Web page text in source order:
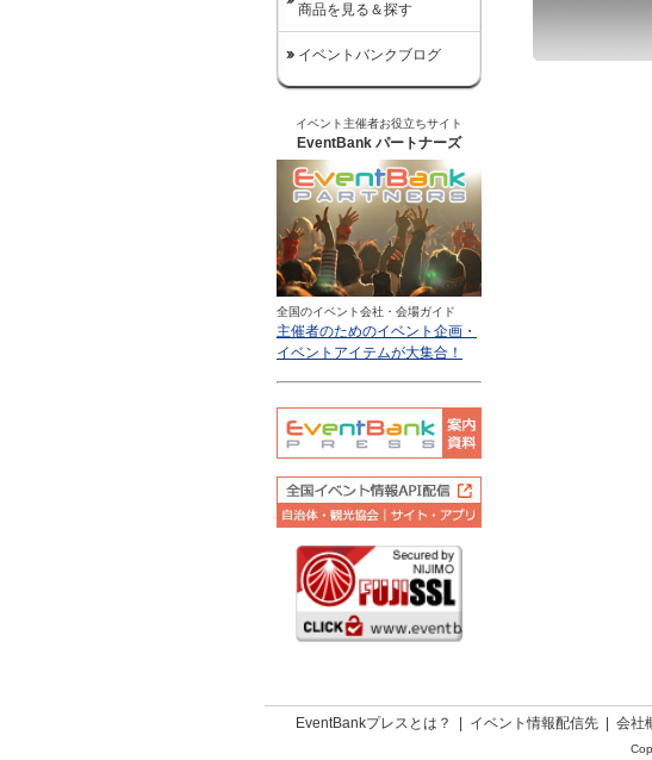
商品を見る＆探す
イベントバンクブログ
イベント主催者お役立ちサイト
EventBank パートナーズ
全国のイベント会社・会場ガイド
主催者のためのイベント企画・
イベントアイテムが大集合！
EventBankプレスとは？ イベント情報配信先 会社